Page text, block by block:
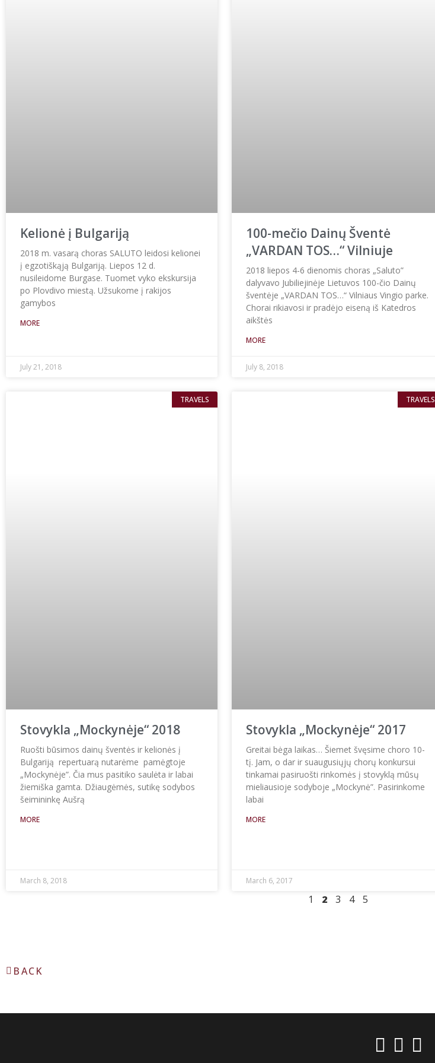
Kelionė į Bulgariją
2018 m. vasarą choras SALUTO leidosi kelionei
į egzotiškąją Bulgariją. Liepos 12 d.
nusileidome Burgase. Tuomet vyko ekskursija
po Plovdivo miestą. Užsukome į rakijos
gamybos
MORE
July 21, 2018
100-mečio Dainų Šventė
„VARDAN TOS…“ Vilniuje
2018 liepos 4-6 dienomis choras „Saluto”
dalyvavo Jubiliejinėje Lietuvos 100-čio Dainų
šventėje „VARDAN TOS…“ Vilniaus Vingio parke.
Chorai rikiavosi ir pradėjo eiseną iš Katedros
aikštės
MORE
July 8, 2018
TRAVELS
Stovykla „Mockynėje“ 2018
Ruošti būsimos dainų šventės ir kelionės į
Bulgariją repertuarą nutarėme pamėgtoje
„Mockynėje”. Čia mus pasitiko saulėta ir labai
žiemiška gamta. Džiaugėmės, sutikę sodybos
šeimininkę Aušrą
MORE
March 8, 2018
TRAVELS
Stovykla „Mockynėje“ 2017
Greitai bėga laikas… Šiemet švęsime choro 10-
tį. Jam, o dar ir suaugusiųjų chorų konkursui
tinkamai pasiruošti rinkomės į stovyklą mūsų
mieliausioje sodyboje „Mockynė”. Pasirinkome
labai
MORE
March 6, 2017
1 2 3 4 5
BACK